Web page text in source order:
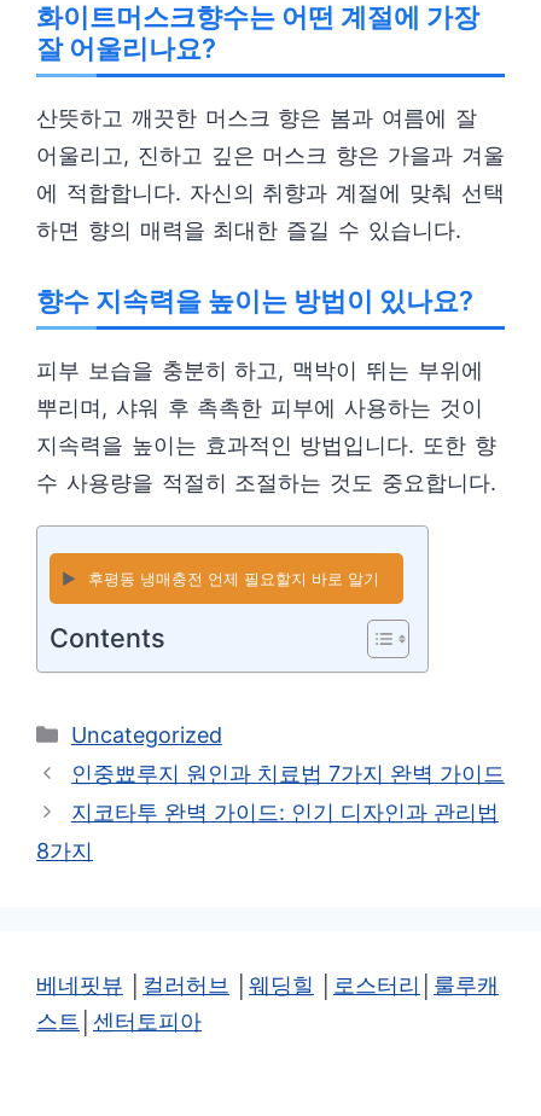
화이트머스크향수는 어떤 계절에 가장
잘 어울리나요?
산뜻하고 깨끗한 머스크 향은 봄과 여름에 잘
어울리고, 진하고 깊은 머스크 향은 가을과 겨울
에 적합합니다. 자신의 취향과 계절에 맞춰 선택
하면 향의 매력을 최대한 즐길 수 있습니다.
향수 지속력을 높이는 방법이 있나요?
피부 보습을 충분히 하고, 맥박이 뛰는 부위에
뿌리며, 샤워 후 촉촉한 피부에 사용하는 것이
지속력을 높이는 효과적인 방법입니다. 또한 향
수 사용량을 적절히 조절하는 것도 중요합니다.
▶️ 후평동 냉매충전 언제 필요할지 바로 알기
Contents
카
테
리
Uncategorized
인중뾰루지 원인과 치료법 7가지 완벽 가이드
지코타투 완벽 가이드: 인기 디자인과 관리법
8가지
베네핏뷰 컬러허브 웨딩힐 로스터리
룰루캐
스트
센터토피아